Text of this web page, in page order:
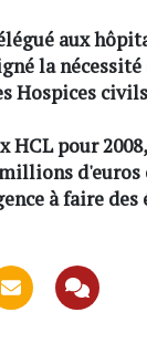
aux
la nécessité
Hospices
HCL pour
d'euros
à faire des